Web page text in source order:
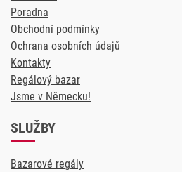
Poradna
Obchodní podmínky
Ochrana osobních údajů
Kontakty
Regálový bazar
Jsme v Německu!
SLUŽBY
Bazarové regály